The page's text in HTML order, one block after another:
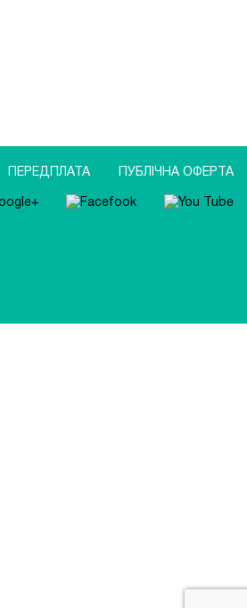
ПЕРЕДПЛАТА ПУБЛIЧНА ОФЕРТА